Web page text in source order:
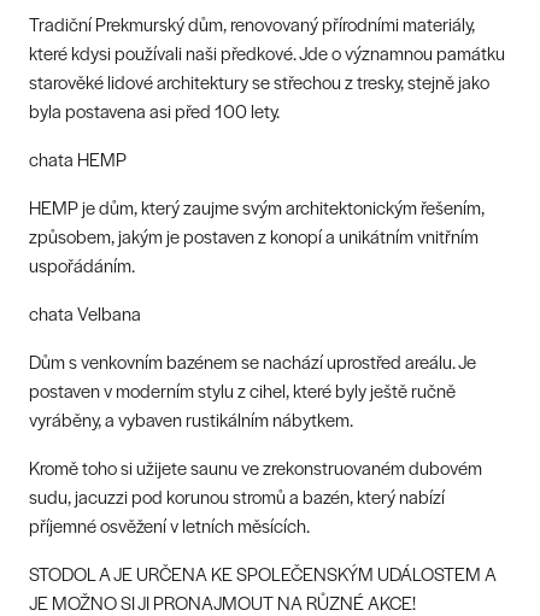
Tradiční Prekmurský dům, renovovaný přírodními materiály,
které kdysi používali naši předkové. Jde o významnou památku
starověké lidové architektury se střechou z tresky, stejně jako
byla postavena asi před 100 lety.
chata HEMP
HEMP je dům, který zaujme svým architektonickým řešením,
způsobem, jakým je postaven z konopí a unikátním vnitřním
uspořádáním.
chata Velbana
Dům s venkovním bazénem se nachází uprostřed areálu. Je
postaven v moderním stylu z cihel, které byly ještě ručně
vyráběny, a vybaven rustikálním nábytkem.
Kromě toho si užijete saunu ve zrekonstruovaném dubovém
sudu, jacuzzi pod korunou stromů a bazén, který nabízí
příjemné osvěžení v letních měsících.
STODOL A JE URČENA KE SPOLEČENSKÝM UDÁLOSTEM A
JE MOŽNO SI JI PRONAJMOUT NA RŮZNÉ AKCE!